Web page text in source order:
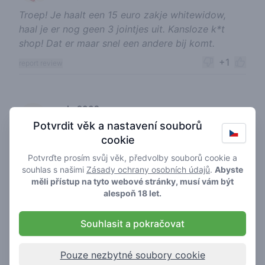
Troep! Je haalt een 15 euro zakje whitewidow,
haal je er nog geen 3 jointjes uit. Kansloze k*t
shop! Dat er maar snel een andere bij komt.
+1
🌱
gaby9002
1 / 5
They need BSN number from you. If you dont
have it, you was Wasting your time for nothing
report review +1
🍃
senor incapablo
3
Wier is van acceptabele kwaliteit, maar verwacht
Potvrdit věk a nastavení souborů
cookie
Potvrďte prosím svůj věk, předvolby souborů cookie a
souhlas s našimi Zásady ochrany osobních údajů. Abyste
měli přístup na tyto webové stránky, musí vám být
alespoň 18 let.
Souhlasit a pokračovat
Pouze nezbytné soubory cookie